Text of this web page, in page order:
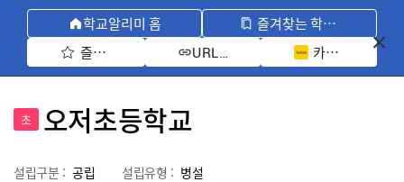
학교알리미 홈
즐겨찾는 학교 모아보기
즐겨찾기 선택
URL 복사 카카오톡 공유
초 오저초등학교
설립구분 : 공립 설립유형 : 병설